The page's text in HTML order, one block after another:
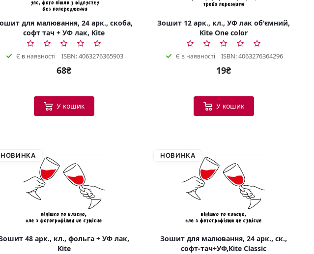
для малювання, 24 арк., скоба,
софт тач + УФ лак, Kite
Є в наявності ISBN: 4063276365903
68₴
У кошик
Зошит 12 арк., кл., УФ лак об'ємний,
Kite One color
Є в наявності ISBN: 4063276364296
19₴
У кошик
НОВИНКА
48 арк., кл., фольга + УФ лак,
Kite
НОВИНКА
Зошит для малювання, 24 арк., ск.,
софт-тач+УФ,Kite Classic